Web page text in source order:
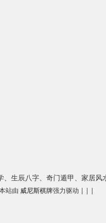
生辰八字、奇门遁甲、家居
站由 威尼斯棋牌强力驱动 | | |